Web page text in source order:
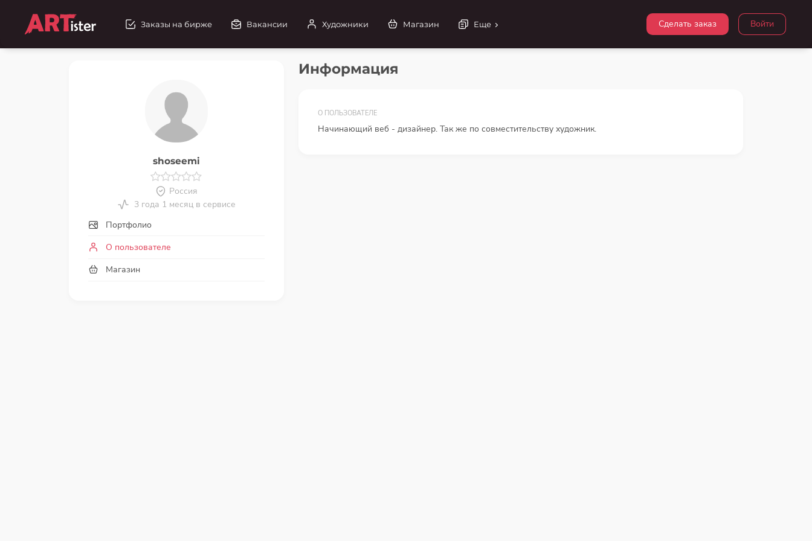
Войти
Сделать заказ
Заказы на бирже Вакансии Художники Магазин Еще
shoseemi
Россия
3 года 1 месяц в сервисе
Портфолио
О пользователе
Магазин
Информация
О ПОЛЬЗОВАТЕЛЕ
Начинающий веб - дизайнер. Так же по совместительству художник.